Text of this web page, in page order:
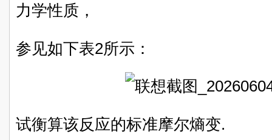
力学性质，
参见如下表2所示：
试衡算该反应的标准摩尔熵变.